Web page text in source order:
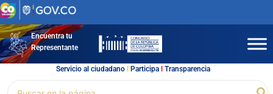
Ir
al
contenidoEncuentra tu
Representante
Servicio al ciudadano l Participal Transparencia